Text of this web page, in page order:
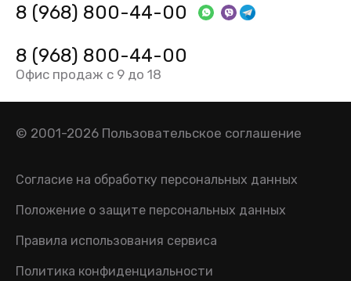
8 (968) 800-44-00
8 (968) 800-44-00
Офис продаж с 9 до 18
© 2001-2026 Пользовательское соглашение
Согласие на обработку персональных данных
Положение о защите персональных данных
Правила использования сервиса
Политика конфиденциальности